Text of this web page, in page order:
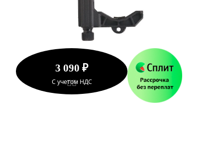
3 090 ₽
С учетом НДС